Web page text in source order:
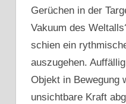
Gerüchen in der
Vakuum des
schien ein
auszugehen.
Objekt in Bewegung
unsichtbare Kraft